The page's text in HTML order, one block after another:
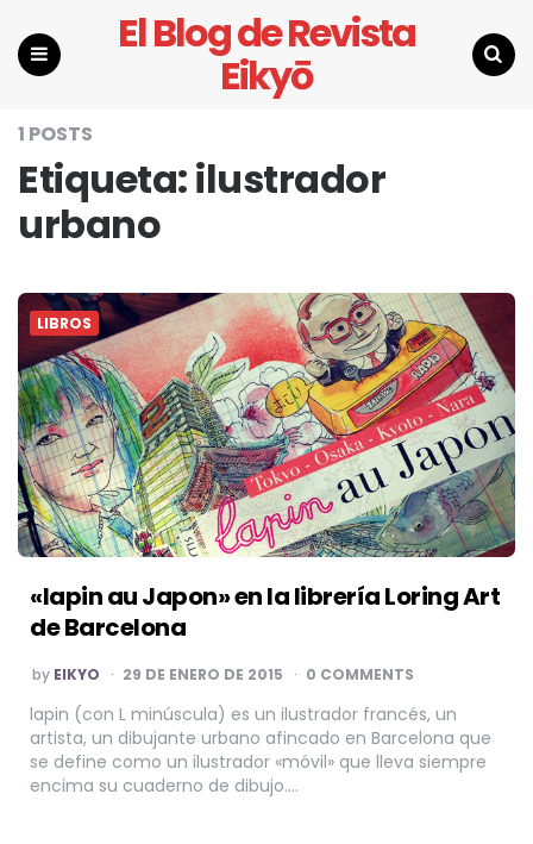
El Blog de Revista
Eikyō
1 POSTS
Etiqueta:ilustrador
urbano
LIBROS
«lapin au Japon» en la librería Loring Art
de Barcelona
POSTED
BY
by EIKYO 29 DE ENERO DE 2015 0 COMMENTS
lapin (con L minúscula) es un ilustrador francés, un
artista, un dibujante urbano afincado en Barcelona que
se define como un ilustrador «móvil» que lleva siempre
encima su cuaderno de dibujo….